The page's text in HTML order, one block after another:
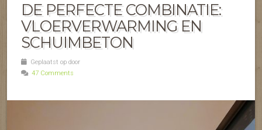
DE PERFECTE COMBINATIE:
VLOERVERWARMING EN
SCHUIMBETON
Geplaatst op door
47 Comments